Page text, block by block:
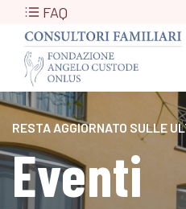
FAQ
RESTA AGGIORNATO SULLE
Eventi